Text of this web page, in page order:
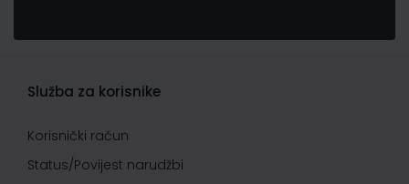
Služba za korisnike
Korisnički račun
Status/Povijest narudžbi